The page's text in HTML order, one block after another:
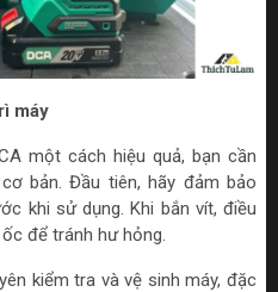
máy
một cách hiệu quả, bạn cần
bản. Đầu tiên, hãy đảm bảo
khi sử dụng. Khi bắn vít, điều
để tránh hư hỏng.
kiểm tra và vệ sinh máy, đặc